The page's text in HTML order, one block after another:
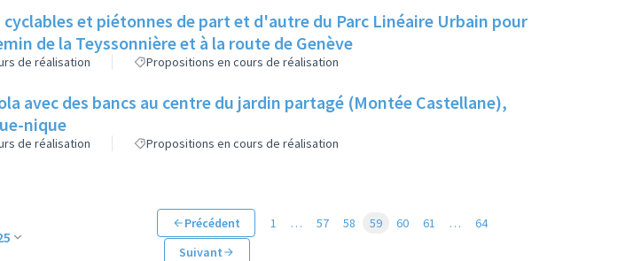
et piétonnes de part et d'autre du Parc Linéaire Urbain pour
de la Teyssonnière et à la route de Genève
de réalisation Propositions en cours de réalisation
avec des bancs au centre du jardin partagé (Montée Castellane),
nique
de réalisation Propositions en cours de réalisation
Précédent 1 … 57 58 59 60 61 …
64
Suivant